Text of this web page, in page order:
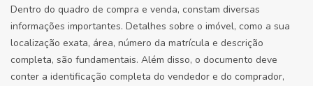
Dentro do quadro de compra e venda, constam diversas
informações importantes. Detalhes sobre o imóvel, como a sua
localização exata, área, número da matrícula e descrição
completa, são fundamentais. Além disso, o documento deve
conter a identificação completa do vendedor e do comprador,